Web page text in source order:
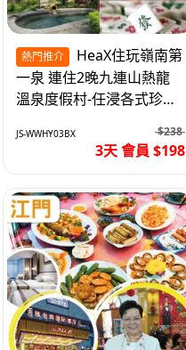
熱門推介
一泉 連住2晚九連山熱龍
溫泉度假村-任浸各式珍稀
JS-WWHY03BX $238
3天 會員 $198